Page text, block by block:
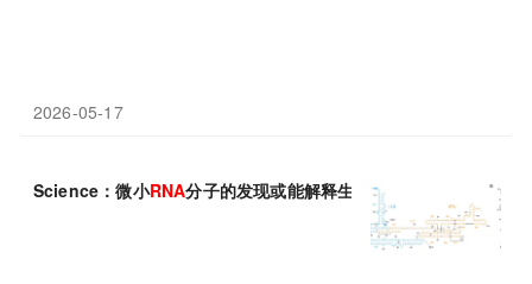
2026-05-17
Science：微小RNA分子的发现或能解释生命的起源